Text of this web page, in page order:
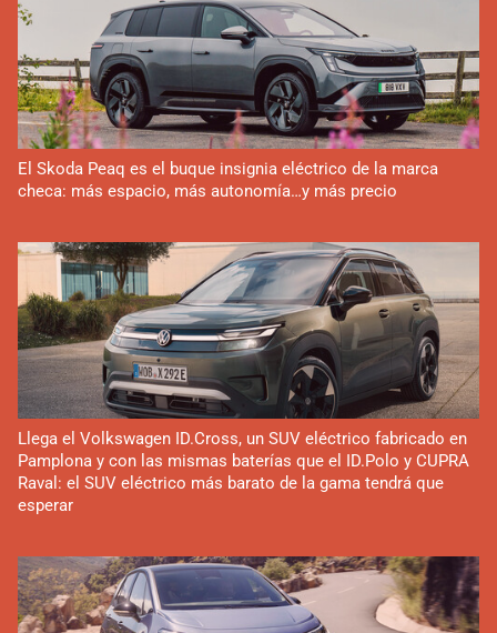
El Skoda Peaq es el buque insignia eléctrico de la marca
checa: más espacio, más autonomía…y más precio
Llega el Volkswagen ID.Cross, un SUV eléctrico fabricado en
Pamplona y con las mismas baterías que el ID.Polo y CUPRA
Raval: el SUV eléctrico más barato de la gama tendrá que
esperar